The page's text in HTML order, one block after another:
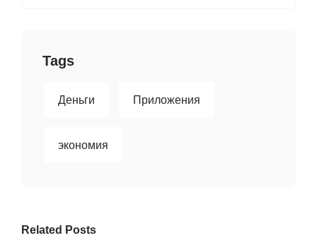
Tags
Деньги Приложения
экономия
Related Posts